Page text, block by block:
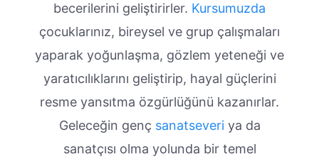
becerilerini geliştirirler. Kursumuzda
çocuklarınız, bireysel ve grup çalışmaları
yaparak yoğunlaşma, gözlem yeteneği ve
yaratıcılıklarını geliştirip, hayal güçlerini
resme yansıtma özgürlüğünü kazanırlar.
Geleceğin genç sanatseveriya da
sanatçısı olma yolunda bir temel